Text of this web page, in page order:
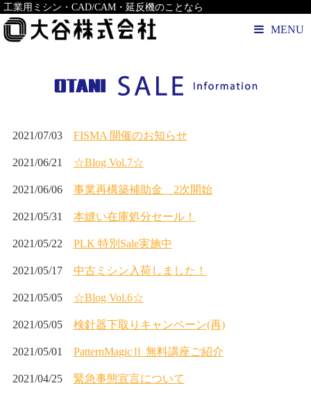
工業用ミシン・CAD/CAM・延反機のことなら
MENU
2021/07/03 FISMA 開催のお知らせ
2021/06/21 ☆Blog Vol.7☆
2021/06/06 事業再構築補助金 2次開始
2021/05/31 本縫い在庫処分セール！
2021/05/22 PLK 特別Sale実施中
2021/05/17 中古ミシン入荷しました！
2021/05/05 ☆Blog Vol.6☆
2021/05/05 検針器下取りキャンペーン(再)
2021/05/01 PatternMagicⅡ 無料講座ご紹介
2021/04/25 緊急事態宣言について